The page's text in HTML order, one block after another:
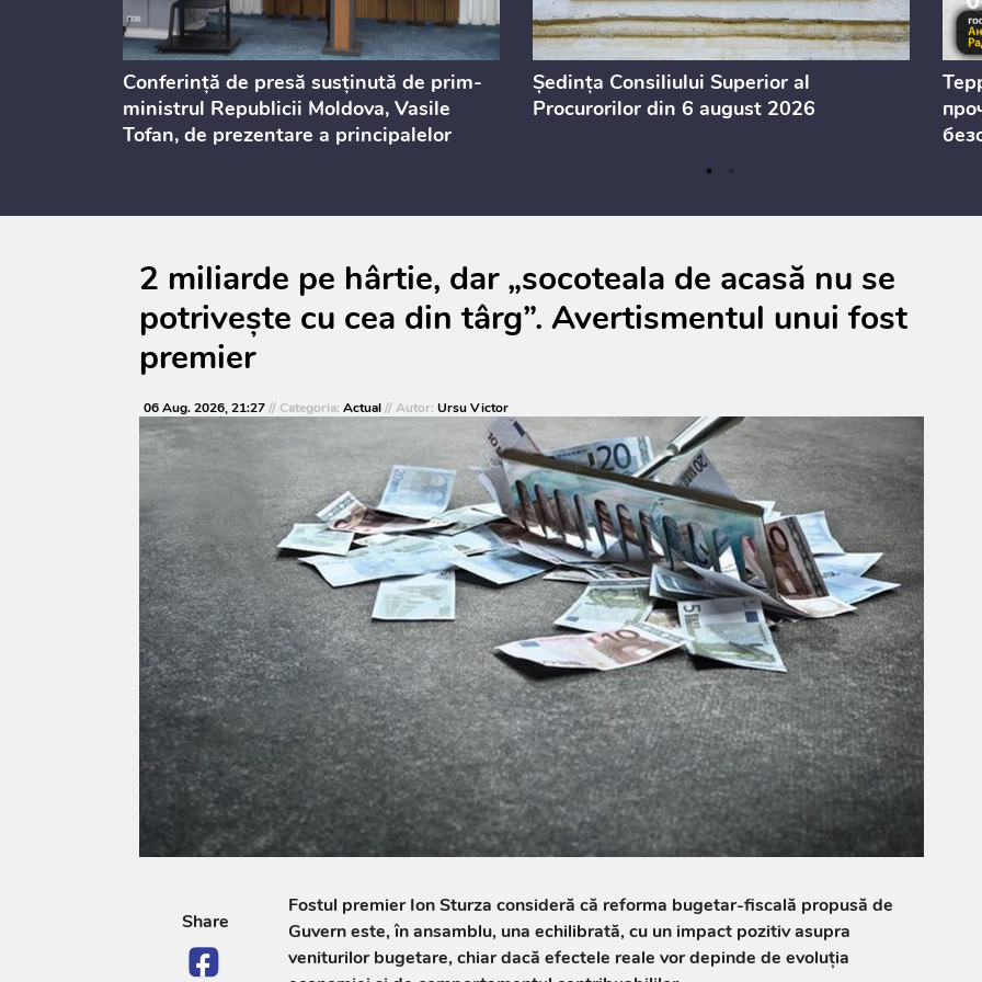
Conferință de presă susținută de prim-
ministrul Republicii Moldova, Vasile
Tofan, de prezentare a principalelor
consultărilor publice
Ședința Consiliului Superior al
Procurorilor din 6 august 2026
2 miliarde pe hârtie, dar „socoteala de acasă nu se
potrivește cu cea din târg”. Avertismentul unui fost
premier
06 Aug. 2026, 21:27// Categoria: Actual// Autor: Ursu Victor
Share
Fostul premier Ion Sturza consideră că reforma bugetar-fiscală propusă de
Guvern este, în ansamblu, una echilibrată, cu un impact pozitiv asupra
veniturilor bugetare, chiar dacă efectele reale vor depinde de evoluția